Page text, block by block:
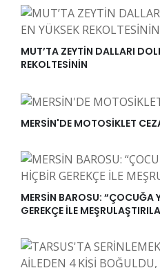
MUT’TA ZEYTİN DALLARI
REKOLTESİNİN
MERSİN'DE MOTOSİKLET
MERSİN BAROSU: “ÇOCUĞA
GEREKÇE İLE